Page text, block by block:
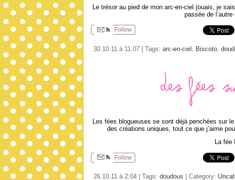
Le trésor au pied de mon arc-en-ciel (ouais, je
passée de
Follow
30.10.11 à 11:07 | Tags: arc-en-ciel Biscoto
Des
Les fées blogueuses se sont déjà penchées sur
des créations uniques, tout ce que j’aime
La fée
Follow
26.10.11 à 2:04 | Tags: doudous | Category: